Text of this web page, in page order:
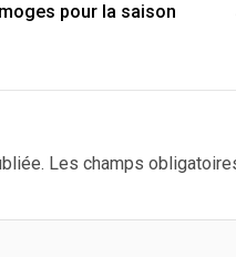
pour la saison
Les champs